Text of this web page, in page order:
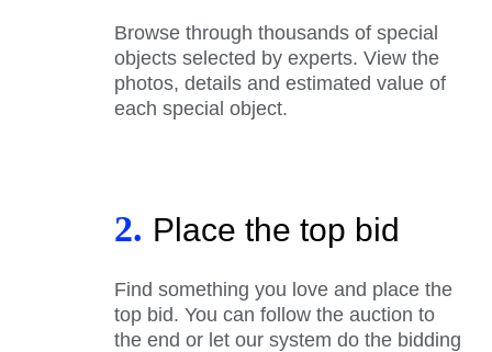
Browse through thousands of special
objects selected by experts. View the
photos, details and estimated value of
each special object.
2. Place the top bid
Find something you love and place the
top bid. You can follow the auction to
the end or let our system do the bidding